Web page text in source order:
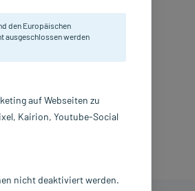
milchsäurebildenden Bakterien.
Kapseln
biomo pharma GmbH
den Europäischen
ausgeschlossen werden
auf Webseiten zu
Kairion, Youtube-Social
nicht deaktiviert werden.